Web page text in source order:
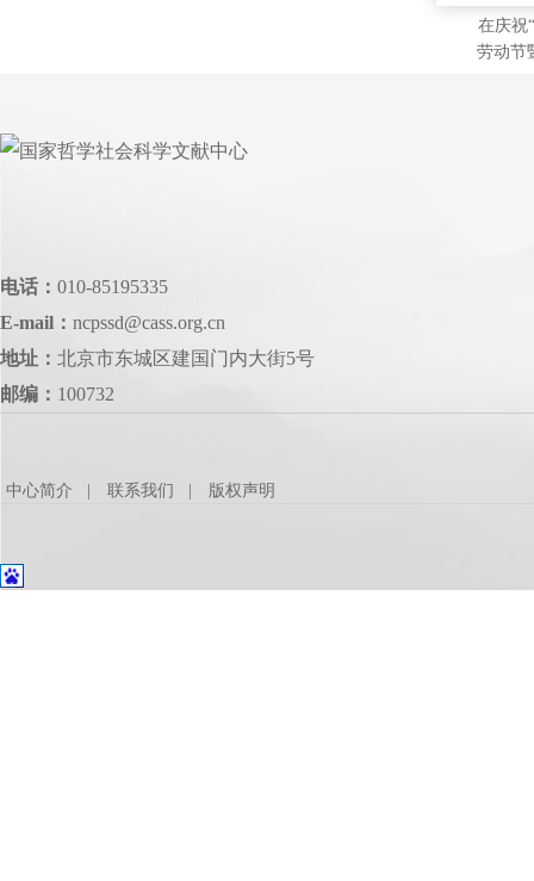
在庆祝
劳动节
电话： 010-85195335
E-mail： ncpssd@cass.org.cn
地址： 北京市东城区建国门内大街5号
邮编： 100732
中心简介 联系我们 版权声明